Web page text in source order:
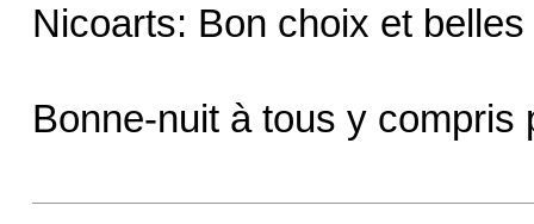
Nicoarts: Bon choix et
Bonne-nuit à tous y